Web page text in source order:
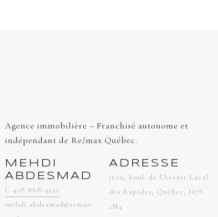
Agence immobilière – Franchisé autonome et
indépendant de Re/max Québec.
MEHDI
ABDESMAD
C 438 868-4532
mehdi.abdesmad@remax-
ADRESSE
1620, boul. de l'Avenir Laval
des Rapides, Québec, H7S
2N4